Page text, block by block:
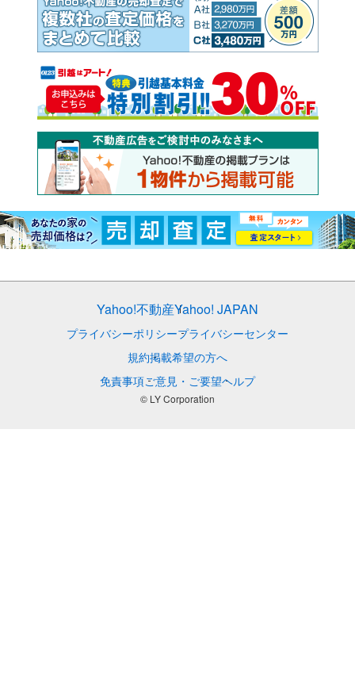
Yahoo!不動産Yahoo! JAPAN
プライバシーポリシープライバシーセンター
規約掲載希望の方へ
免責事項ご意見・ご要望ヘルプ
© LY Corporation